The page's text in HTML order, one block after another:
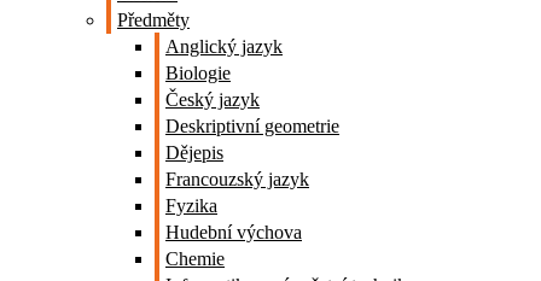
Předměty
Anglický jazyk
Biologie
Český jazyk
Deskriptivní geometrie
Dějepis
Francouzský jazyk
Fyzika
Hudební výchova
Chemie